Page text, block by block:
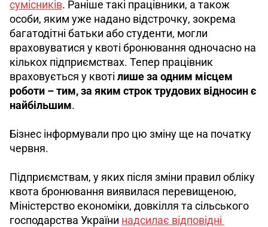
сумісників. Раніше такі працівники, а також
особи, яким уже надано відстрочку, зокрема
багатодітні батьки або студенти, могли
враховуватися у квоті бронювання одночасно на
кількох підприємствах. Тепер працівник
враховується у квоті лише за одним місцем
роботи – тим, за яким строк трудових відносин є
найбільшим.
Бізнес інформували про цю зміну ще на початку
червня.
Підприємствам, у яких після зміни правил обліку
квота бронювання виявилася перевищеною,
Міністерство економіки, довкілля та сільського
господарства України надсилає відповідні